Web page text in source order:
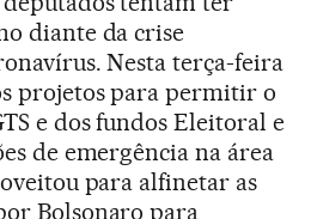
diante da crise
Nesta terça-feira
projetos para permitir o
e dos fundos Eleitoral e
de emergência na área
para alfinetar as
Bolsonaro para